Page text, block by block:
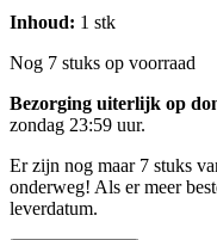
Inhoud: 1 stk
Nog 7 stuks op voorraad
Bezorging uiterlijk op
zondag 23:59 uur.
Er zijn nog maar 7 stuks
onderweg! Als er meer
leverdatum.